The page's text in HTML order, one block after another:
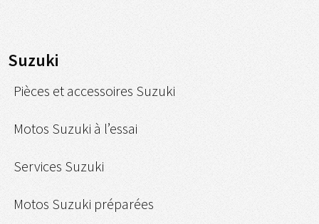
Suzuki
Pièces et accessoires Suzuki
Motos Suzuki à l’essai
Services Suzuki
Motos Suzuki préparées